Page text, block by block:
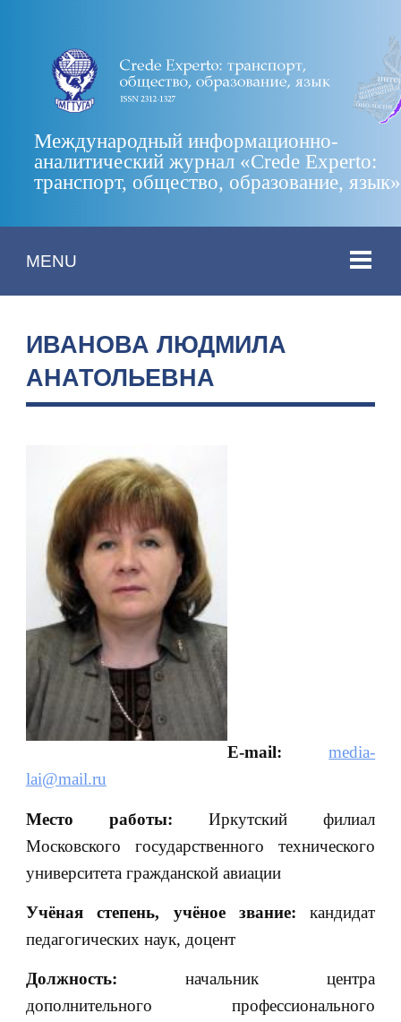
Международный информационно-
аналитический журнал «Crede Experto:
транспорт, общество, образование, язык»
MENU
ИВАНОВА ЛЮДМИЛА
АНАТОЛЬЕВНА
E-mail:
media-
lai@mail.ru
Место работы: Иркутский филиал
Московского государственного технического
университета гражданской авиации
Учёная степень, учёное звание: кандидат
педагогических наук, доцент
Должность: начальник центра
дополнительного профессионального